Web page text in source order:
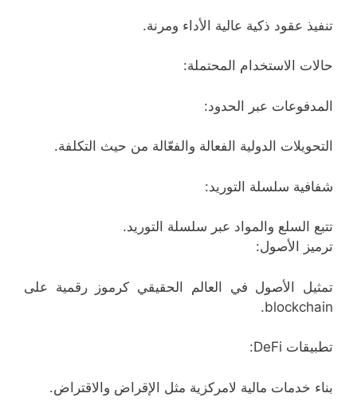
تنفيذ عقود ذكية عالية الأداء ومرنة.
حالات الاستخدام المحتملة:
المدفوعات عبر الحدود:
التحويلات الدولية الفعالة والفعّالة من حيث التكلفة.
شفافية سلسلة التوريد:
تتبع السلع والمواد عبر سلسلة التوريد.
ترميز الأصول:
تمثيل الأصول في العالم الحقيقي كرموز رقمية على
blockchain.
تطبيقات DeFi:
بناء خدمات مالية لامركزية مثل الإقراض والاقتراض.